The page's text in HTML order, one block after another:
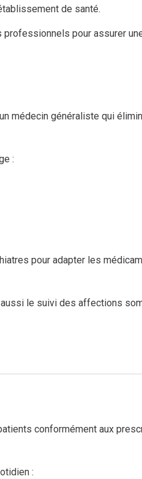
de santé.
professionnels pour assurer
médecin généraliste qui
:
pour adapter les
le suivi des affections
conformément aux
: